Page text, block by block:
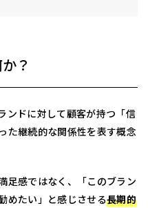
？
ンドに対して顧客が持つ「信
た継続的な関係性を表す概念
足感ではなく、「このブラン
めたい」と感じさせる長期的